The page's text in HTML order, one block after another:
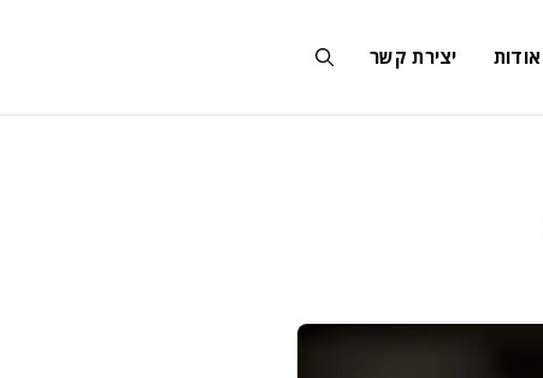
אודות יצירת קשר